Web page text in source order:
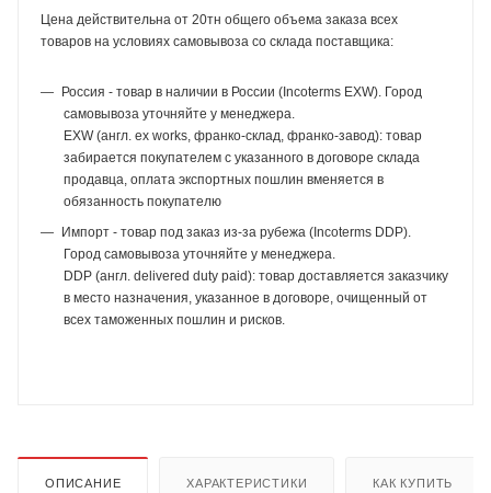
Цена действительна от 20тн общего объема заказа всех
товаров на условиях самовывоза со склада поставщика:
Россия - товар в наличии в России (Incoterms EXW). Город
самовывоза уточняйте у менеджера.
EXW (англ. ex works, франко-склад, франко-завод): товар
забирается покупателем с указанного в договоре склада
продавца, оплата экспортных пошлин вменяется в
обязанность покупателю
Импорт - товар под заказ из-за рубежа (Incoterms DDP).
Город самовывоза уточняйте у менеджера.
DDP (англ. delivered duty paid): товар доставляется заказчику
в место назначения, указанное в договоре, очищенный от
всех таможенных пошлин и рисков.
ОПИСАНИЕ ХАРАКТЕРИСТИКИ КАК КУПИТЬ